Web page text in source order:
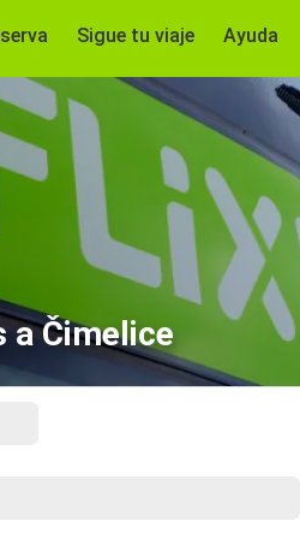
Sigue tu viaje Ayuda
a Čimelice